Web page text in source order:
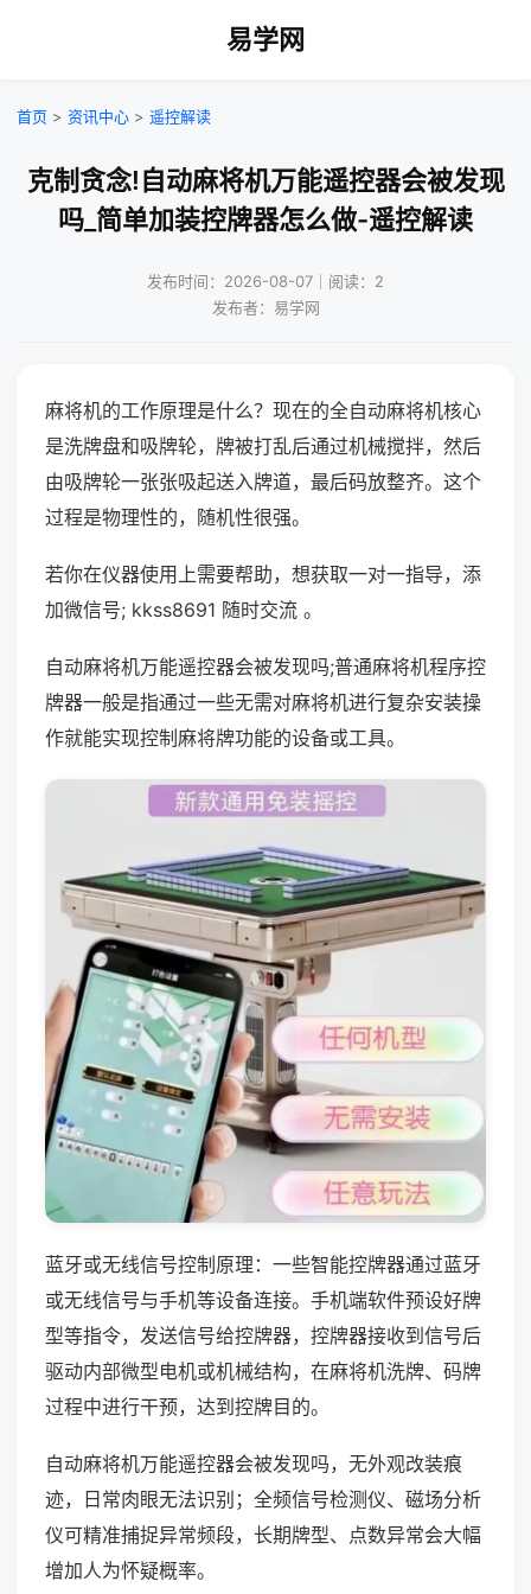
易学网
首页 > 资讯中心 > 遥控解读
克制贪念!自动麻将机万能遥控器会被发现
吗_简单加装控牌器怎么做-遥控解读
发布时间：2026-08-07｜阅读：2
发布者：易学网
麻将机的工作原理是什么？现在的全自动麻将机核心
是洗牌盘和吸牌轮，牌被打乱后通过机械搅拌，然后
由吸牌轮一张张吸起送入牌道，最后码放整齐。这个
过程是物理性的，随机性很强。
若你在仪器使用上需要帮助，想获取一对一指导，添
加微信号; kkss8691 随时交流 。
自动麻将机万能遥控器会被发现吗;普通麻将机程序控
牌器一般是指通过一些无需对麻将机进行复杂安装操
作就能实现控制麻将牌功能的设备或工具。
蓝牙或无线信号控制原理：一些智能控牌器通过蓝牙
或无线信号与手机等设备连接。手机端软件预设好牌
型等指令，发送信号给控牌器，控牌器接收到信号后
驱动内部微型电机或机械结构，在麻将机洗牌、码牌
过程中进行干预，达到控牌目的。
自动麻将机万能遥控器会被发现吗，无外观改装痕
迹，日常肉眼无法识别；全频信号检测仪、磁场分析
仪可精准捕捉异常频段，长期牌型、点数异常会大幅
增加人为怀疑概率。